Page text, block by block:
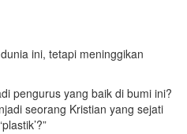
ini, tetapi meninggikan
pengurus yang baik di bumi ini?
seorang Kristian yang sejati